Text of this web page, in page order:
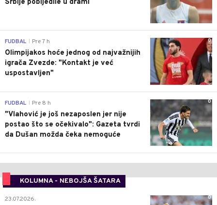
Srbije pobijedile u drami
0
FUDBAL Pre 7 h
Olimpijakos hoće jednog od najvažnijih
igrača Zvezde: "Kontakt je već
uspostavljen"
0
FUDBAL Pre 8 h
"Vlahović je još nezaposlen jer nije
postao što se očekivalo": Gazeta tvrdi
da Dušan možda čeka nemoguće
KOLUMNA - NEBOJŠA ŠATARA
0
23.07.2026.